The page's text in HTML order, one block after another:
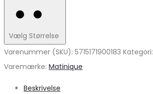
Vælg Størrelse
Varenummer (SKU): 5715171900183 Kategori:
Varemærke: Matinique
Beskrivelse